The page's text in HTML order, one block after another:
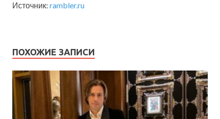
Источник: rambler.ru
ПОХОЖИЕ ЗАПИСИ